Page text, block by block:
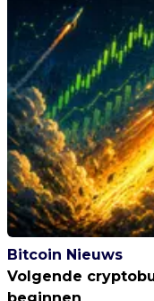
Bitcoin Nieuws
Volgende